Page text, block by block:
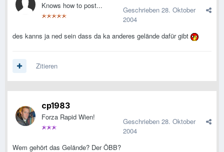
Knows how to post... Geschrieben 28. Oktober
2004
des kanns ja ned sein dass da ka anderes gelände dafür gibt
Zitieren
cp1983
Forza Rapid Wien! Geschrieben 28. Oktober
2004
Wem gehört das Gelände? Der ÖBB?